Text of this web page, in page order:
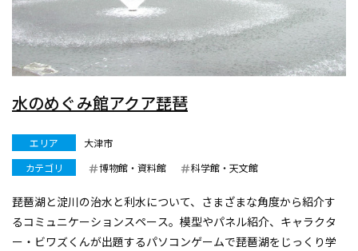
水のめぐみ館アクア琵琶
エリア
大津市
カテゴリ
博物館・資料館 科学館・天文館
琵琶湖と淀川の治水と利水について、さまざまな角度から紹介す
るコミュニケーションスペース。模型やパネル紹介、キャラクタ
ー・ビワズくんが出題するパソコンゲームで琵琶湖をじっくり学